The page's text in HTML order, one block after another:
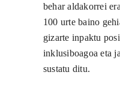
behar aldakorrei
100 urte baino
gizarte inpaktu
inklusiboagoa eta
sustatu ditu.